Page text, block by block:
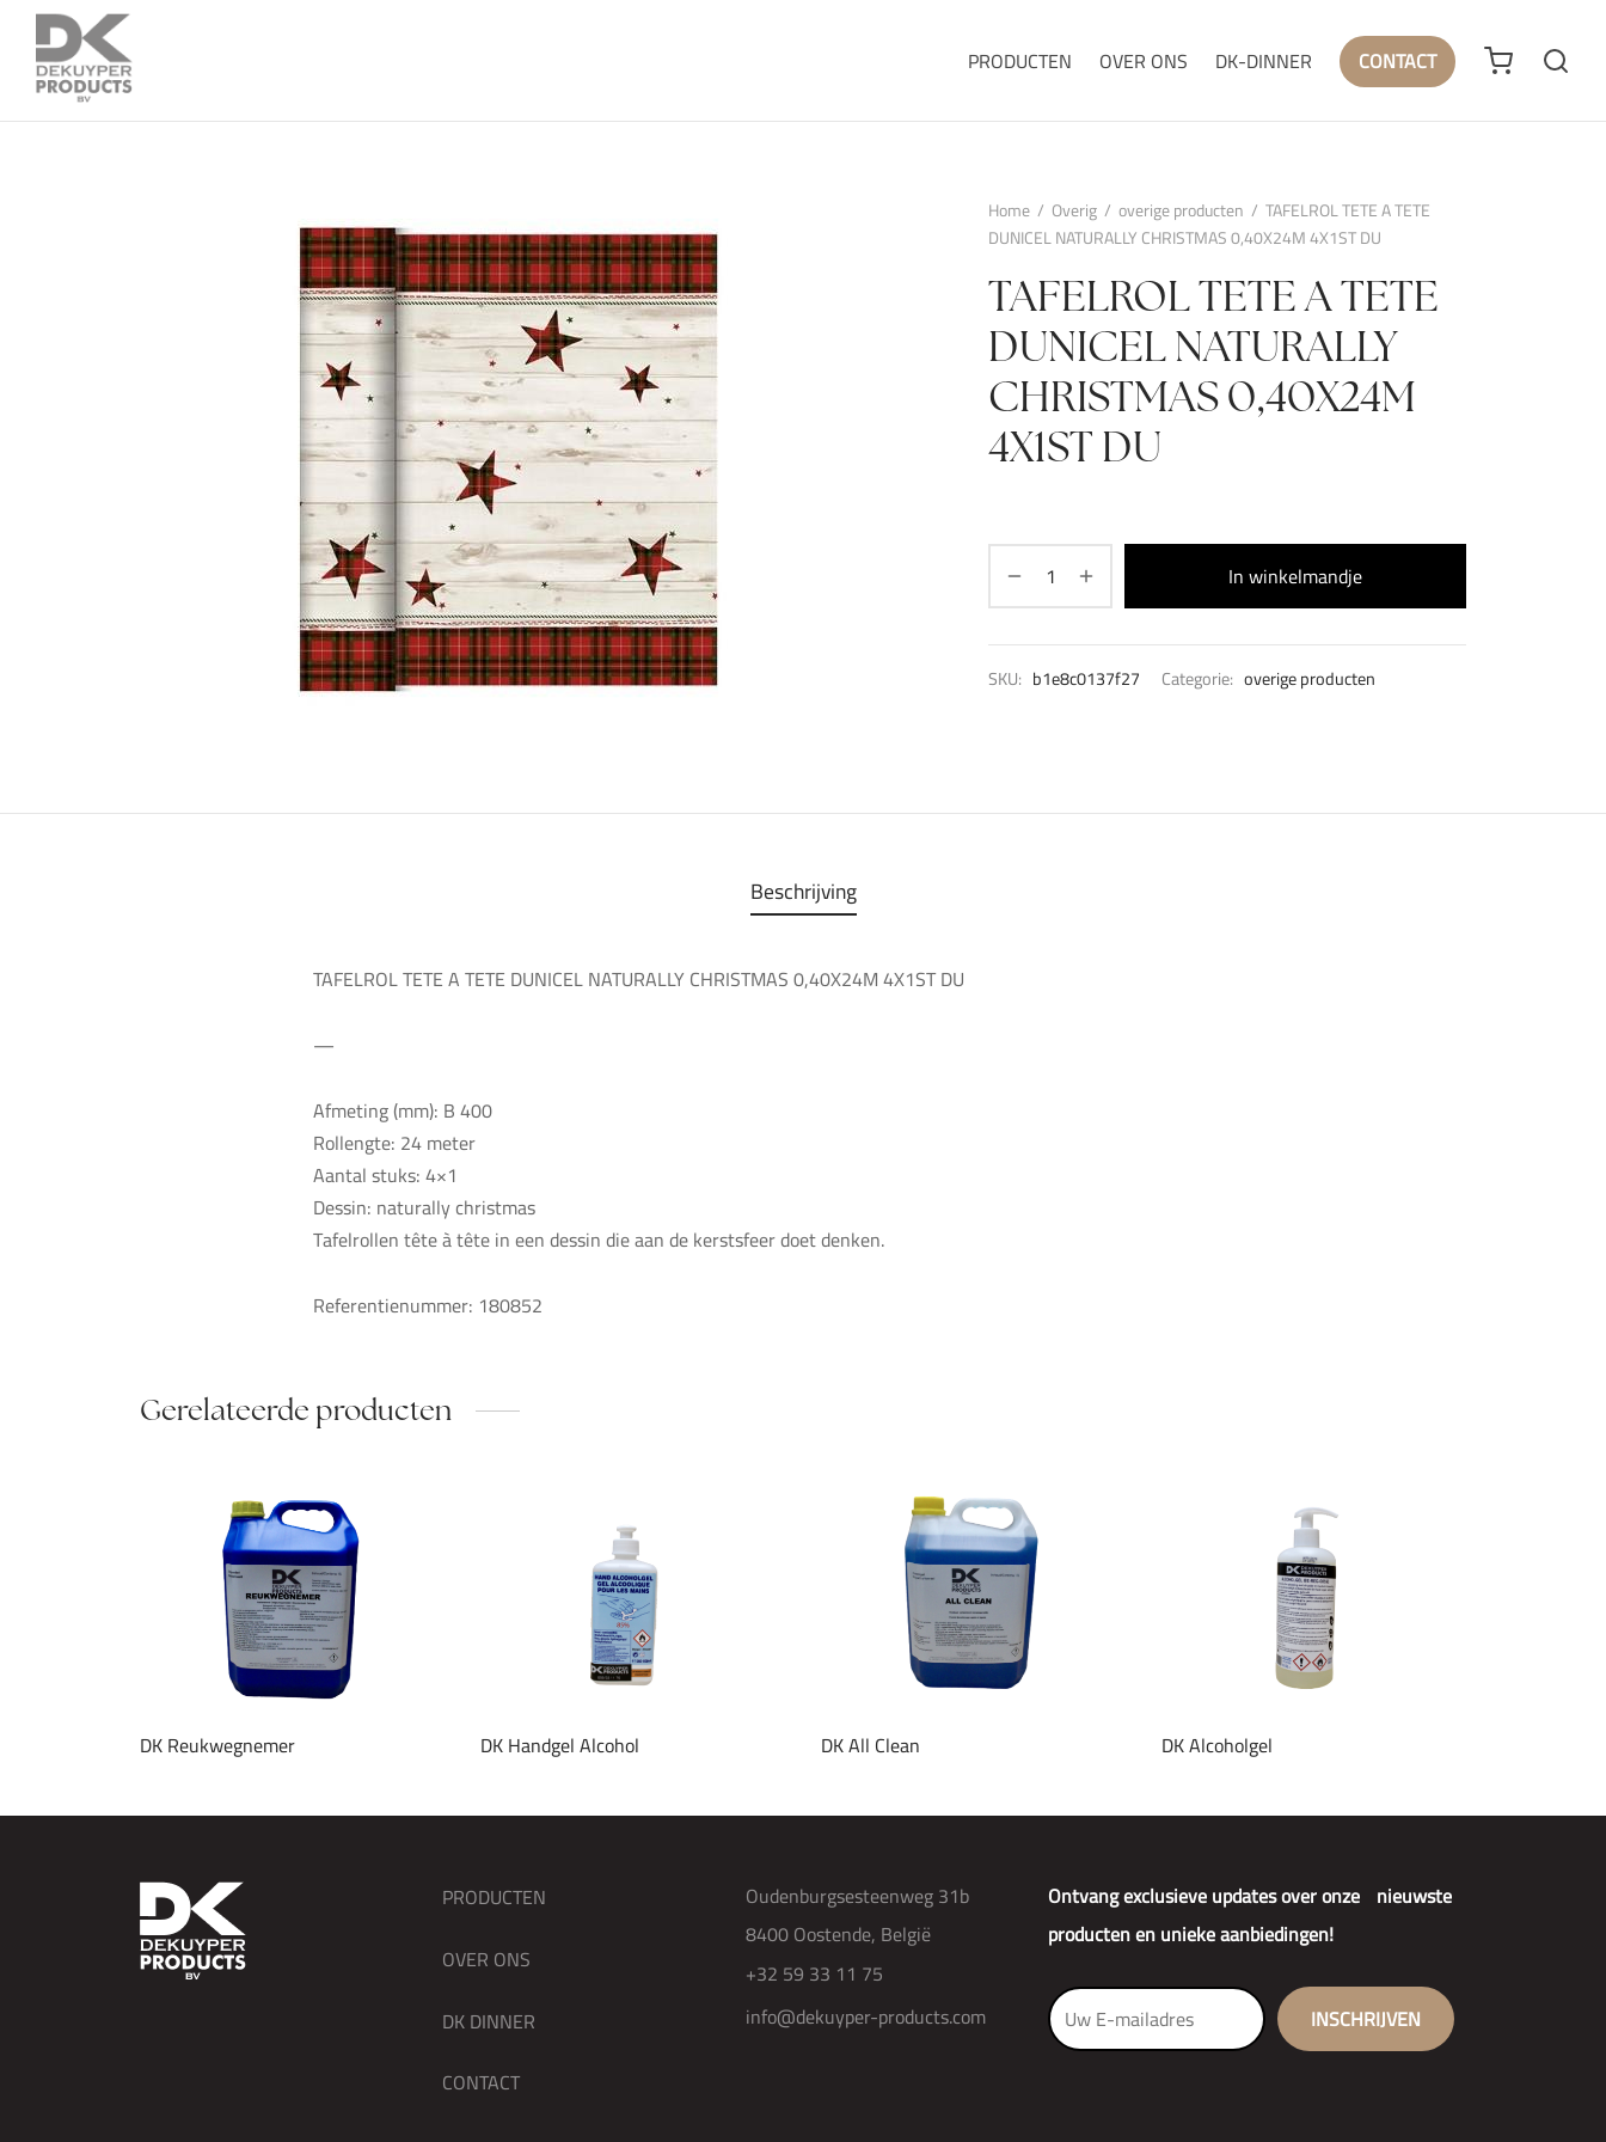
PRODUCTEN OVER ONS DK-DINNER CONTACT
Home / Overig / overige producten / TAFELROL TETE A TETE
DUNICEL NATURALLY CHRISTMAS 0,40X24M 4X1ST DU
TAFELROL TETE A TETE
DUNICEL NATURALLY
CHRISTMAS 0,40X24M
4X1ST DU
In winkelmandje
SKU: b1e8c0137f27 Categorie: overige producten
Beschrijving
TAFELROL TETE A TETE DUNICEL NATURALLY CHRISTMAS 0,40X24M 4X1ST DU
—
Afmeting (mm): B 400
Rollengte: 24 meter
Aantal stuks: 4×1
Dessin: naturally christmas
Tafelrollen tête à tête in een dessin die aan de kerstsfeer doet denken.
Referentienummer: 180852
Gerelateerde producten
DK Reukwegnemer DK Handgel Alcohol DK All Clean DK Alcoholgel
Ontvang exclusieve updates over onze nieuwste
producten en unieke aanbiedingen!
PRODUCTEN
OVER ONS
DK DINNER
CONTACT
Oudenburgsesteenweg 31b
8400 Oostende, België
+32 59 33 11 75
info@dekuyper-products.com